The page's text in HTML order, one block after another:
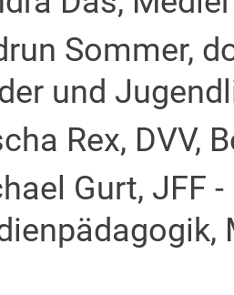
Sommer,
und
Rex, DVV,
Gurt, JFF